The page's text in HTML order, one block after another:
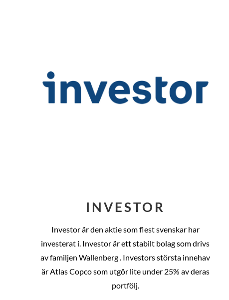
INVESTOR
Investor är den aktie som flest svenskar har
investerat i. Investor är ett stabilt bolag som drivs
av familjen Wallenberg . Investors största innehav
är Atlas Copco som utgör lite under 25% av deras
portfölj.